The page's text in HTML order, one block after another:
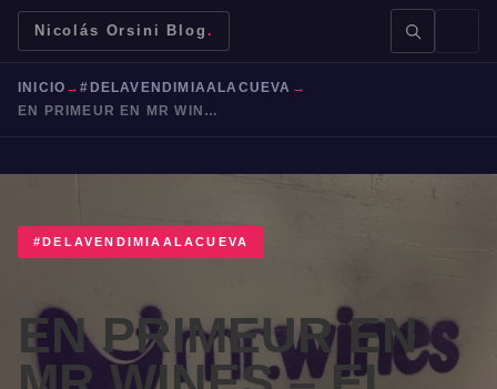
Nicolás Orsini Blog .
Mendoza Malbec Bodegas Jujuy
INICIO →#DELAVENDIMIAALACUEVA →
EN PRIMEUR EN MR WINES – EL REPORTE
#DELAVENDIMIAALACUEVA
EN PRIMEUR EN